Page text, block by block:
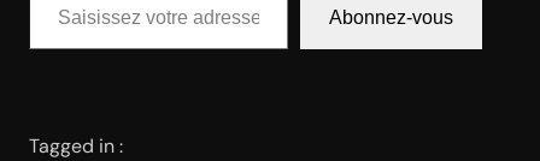
Abonnez-vous
Tagged in :